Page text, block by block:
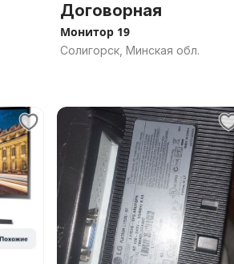
Договорная
Монитор 19
Солигорск, Минская обл.